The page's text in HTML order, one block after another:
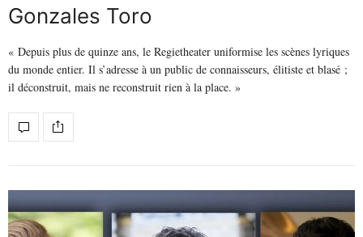
Gonzales Toro
« Depuis plus de quinze ans, le Regietheater uniformise les scènes lyriques
du monde entier. Il s’adresse à un public de connaisseurs, élitiste et blasé ;
il déconstruit, mais ne reconstruit rien à la place. »